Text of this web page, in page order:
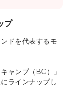
プ
ドを代表するモ
ャンプ（BC）」
ラインナップし